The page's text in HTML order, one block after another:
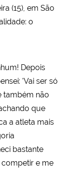
(15), em São
o
Depois
'Vai ser só
também não
que
a atleta mais
bastante
e me